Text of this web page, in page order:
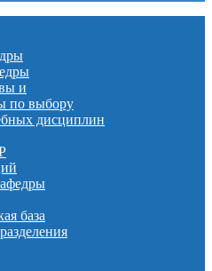
и
по выбору
дисциплин
база